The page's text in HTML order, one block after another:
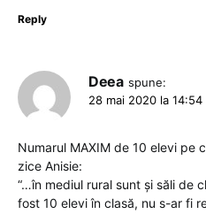
Reply
Deea spune:
28 mai 2020 la 14:54
Numarul MAXIM de 10 elevi pe
zice Anisie:
“…în mediul rural sunt și săli de
fost 10 elevi în clasă, nu s-ar fi